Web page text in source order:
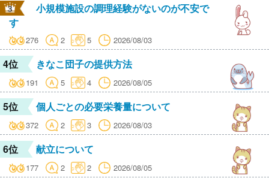
小規模施設の調理経験がないのが不安で
す
276 2 5 2026/08/03
4位 きなこ団子の提供方法
191 5 4 2026/08/05
5位 個人ごとの必要栄養量について
372 2 3 2026/08/03
6位 献立について
177 2 2 2026/08/05